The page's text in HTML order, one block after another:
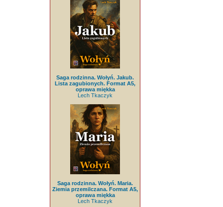
Saga rodzinna. Wołyń. Jakub.
Lista zagubionych. Format A5,
oprawa miękka
Lech Tkaczyk
Saga rodzinna. Wołyń. Maria.
Ziemia przemilczana. Format A5,
oprawa miękka
Lech Tkaczyk